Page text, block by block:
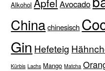
Alkohol Avocado
China chinesisch
Gin Hefeteig
Kürbis Lachs Mango Matcha